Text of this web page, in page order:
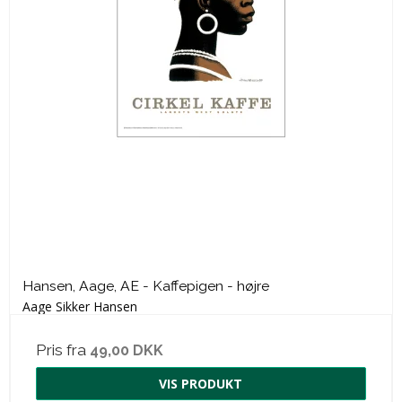
Hansen, Aage, AE - Kaffepigen - højre
Aage Sikker Hansen
Pris fra 49,00 DKK
VIS PRODUKT